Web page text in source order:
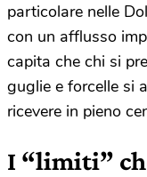
particolare nelle
con un afflusso
capita che chi si
guglie e forcelle si
ricevere in pieno
I “limiti”